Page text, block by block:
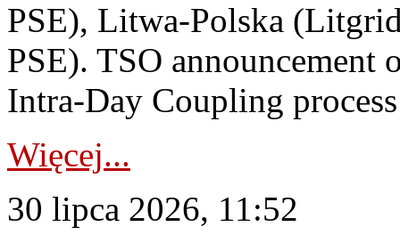
PSE), Litwa-Polska
PSE). TSO announcement
Intra-Day Coupling
Więcej...
30 lipca 2026, 11:52